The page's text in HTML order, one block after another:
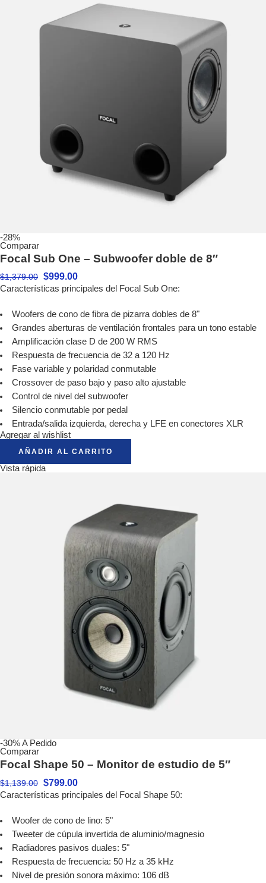
-28%
Comparar
Focal Sub One – Subwoofer doble de 8″
$1,379.00 $999.00
Características principales del Focal Sub One:
Woofers de cono de fibra de pizarra dobles de 8"
Grandes aberturas de ventilación frontales para un tono estable
Amplificación clase D de 200 W RMS
Respuesta de frecuencia de 32 a 120 Hz
Fase variable y polaridad conmutable
Crossover de paso bajo y paso alto ajustable
Control de nivel del subwoofer
Silencio conmutable por pedal
Entrada/salida izquierda, derecha y LFE en conectores XLR
Agregar al wishlist
AÑADIR AL CARRITO
Vista rápida
-30%A Pedido
Comparar
Focal Shape 50 – Monitor de estudio de 5″
$1,139.00 $799.00
Características principales del Focal Shape 50:
Woofer de cono de lino: 5"
Tweeter de cúpula invertida de aluminio/magnesio
Radiadores pasivos duales: 5"
Respuesta de frecuencia: 50 Hz a 35 kHz
Nivel de presión sonora máximo: 106 dB